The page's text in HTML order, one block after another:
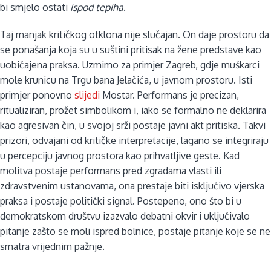
bi smjelo ostati ispod tepiha.
Taj manjak kritičkog otklona nije slučajan. On daje prostoru da
se ponašanja koja su u suštini pritisak na žene predstave kao
uobičajena praksa. Uzmimo za primjer Zagreb, gdje muškarci
mole krunicu na Trgu bana Jelačića, u javnom prostoru. Isti
primjer ponovno slijedi Mostar. Performans je precizan,
ritualiziran, prožet simbolikom i, iako se formalno ne deklarira
kao agresivan čin, u svojoj srži postaje javni akt pritiska. Takvi
prizori, odvajani od kritičke interpretacije, lagano se integriraju
u percepciju javnog prostora kao prihvatljive geste. Kad
molitva postaje performans pred zgradama vlasti ili
zdravstvenim ustanovama, ona prestaje biti isključivo vjerska
praksa i postaje politički signal. Postepeno, ono što bi u
demokratskom društvu izazvalo debatni okvir ­i uključivalo
pitanje zašto se moli ispred bolnice, postaje pitanje koje se ne
smatra vrijednim pažnje.